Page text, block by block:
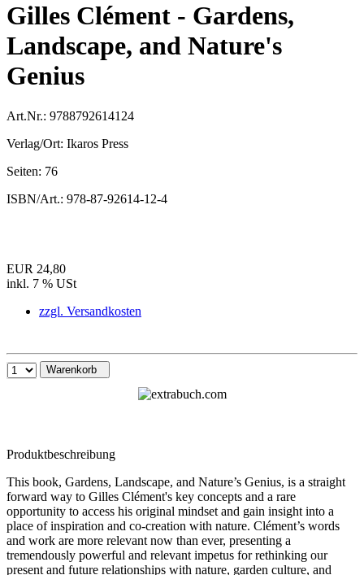
Gilles Clément - Gardens,
Landscape, and Nature's
Genius
Art.Nr.: 9788792614124
Verlag/Ort: Ikaros Press
Seiten: 76
ISBN/Art.: 978-87-92614-12-4
EUR 24,80
inkl. 7 % USt
zzgl. Versandkosten
Warenkorb
Produktbeschreibung
This book, Gardens, Landscape, and Nature’s Genius, is a straight
forward way to Gilles Clément's key concepts and a rare
opportunity to access his original mindset and gain insight into a
place of inspiration and co-creation with nature. Clément’s words
and work are more relevant now than ever, presenting a
tremendously powerful and relevant impetus for rethinking our
present and future relationships with nature, garden culture, and